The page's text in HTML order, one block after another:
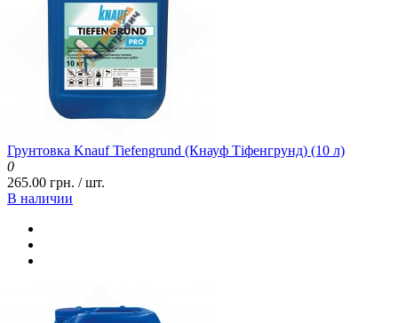
Грунтовка Knauf Tiefengrund (Кнауф Тіфенгрунд) (10 л)
0
265.00 грн. / шт.
В наличии